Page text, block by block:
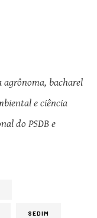
agrônoma, bacharel
e ciência
do PSDB e
SEDIM